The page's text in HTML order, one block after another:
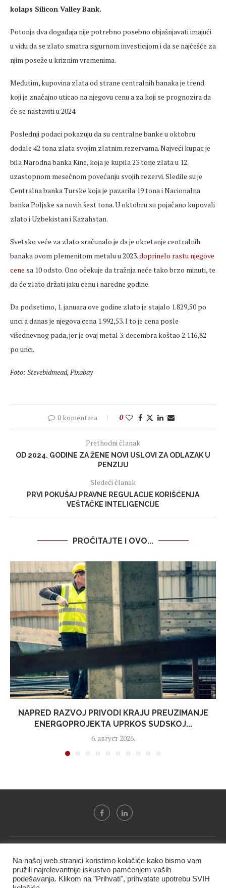
kolaps Silicon Valley Bank.
Potonja dva događaja nije potrebno posebno objašnjavati imajući
u vidu da se zlato smatra sigurnom investicijom i da se najčešće za
njim poseže u kriznim vremenima.
Međutim, kupovina zlata od strane centralnih banaka je trend
koji je značajno uticao na njegovu cenu a za koji se prognozira da
će se nastaviti u 2024.
Poslednji podaci pokazuju da su centralne banke u oktobru
dodale 42 tona zlata svojim zlatnim rezervama. Najveći kupac je
bila Narodna banka Kine, koja je kupila 23 tone zlata u 12.
uzastopnom mesečnom povećanju svojih rezervi. Sledile su je
Centralna banka Turske koja je pazarila 19 tona i Nacionalna
banka Poljske sa novih šest tona. U oktobru su pojačano kupovali
zlato i Uzbekistan i Kazahstan.
Svetsko veće za zlato sračunalo je da je okretanje centralnih
banaka ovom plemenitom metalu u 2023.doprinelo rastu njegove
cene sa 10 odsto. Ono očekuje da tražnja neće tako brzo minuti, te
da će zlato držati jaku cenu i naredne godine.
Da podsetimo, 1. januara ove godine zlato je stajalo 1.829,50 po
unci a danas je njegova cena 1.992,53. I to je cena posle
višednevnog pada, jer je ovaj metal 3. decembra koštao 2.116,82
po unci.
Foto: Stevebidmead, Pixabay
0 komentara 0
Prethodni članak
OD 2024. GODINE ZA ŽENE NOVI USLOVI ZA ODLAZAK U
PENZIJU
Sledeći članak
PRVI POKUŠAJ PRAVNE REGULACIJE KORIŠĆENJA
VEŠTAČKE INTELIGENCIJE
PROČITAJTE I OVO...
NAPRED RAZVOJ PRIVODI KRAJU PREUZIMANJE
ENERGOPROJEKTA UPRKOS SUDSKOJ...
6. август 2026.
BIF PRESS doo" i ne smeju se presnositi niti koristiti, delimično
ni u celosti, bez izričite dozvole kompanije.
Na našoj web stranici koristimo kolačiće kako bismo vam
pružili najrelevantnije iskustvo pamćenjem vaših
podešavanja. Klikom na "Prihvati", prihvatate upotrebu SVIH